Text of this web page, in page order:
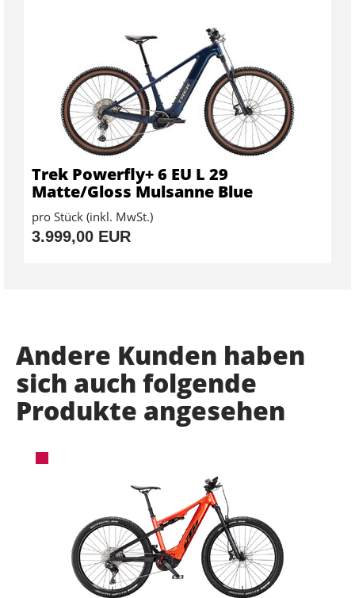
Trek Powerfly+ 6 EU L 29
Matte/Gloss Mulsanne Blue
pro Stück (inkl. MwSt.)
3.999,00 EUR
Andere Kunden haben
sich auch folgende
Produkte angesehen